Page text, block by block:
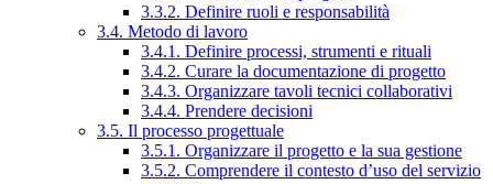
3.3.2. Definire ruoli e responsabilità
3.4. Metodo di lavoro
3.4.1. Definire processi, strumenti e rituali
3.4.2. Curare la documentazione di progetto
3.4.3. Organizzare tavoli tecnici collaborativi
3.4.4. Prendere decisioni
3.5. Il processo progettuale
3.5.1. Organizzare il progetto e la sua gestione
3.5.2. Comprendere il contesto d’uso del servizio